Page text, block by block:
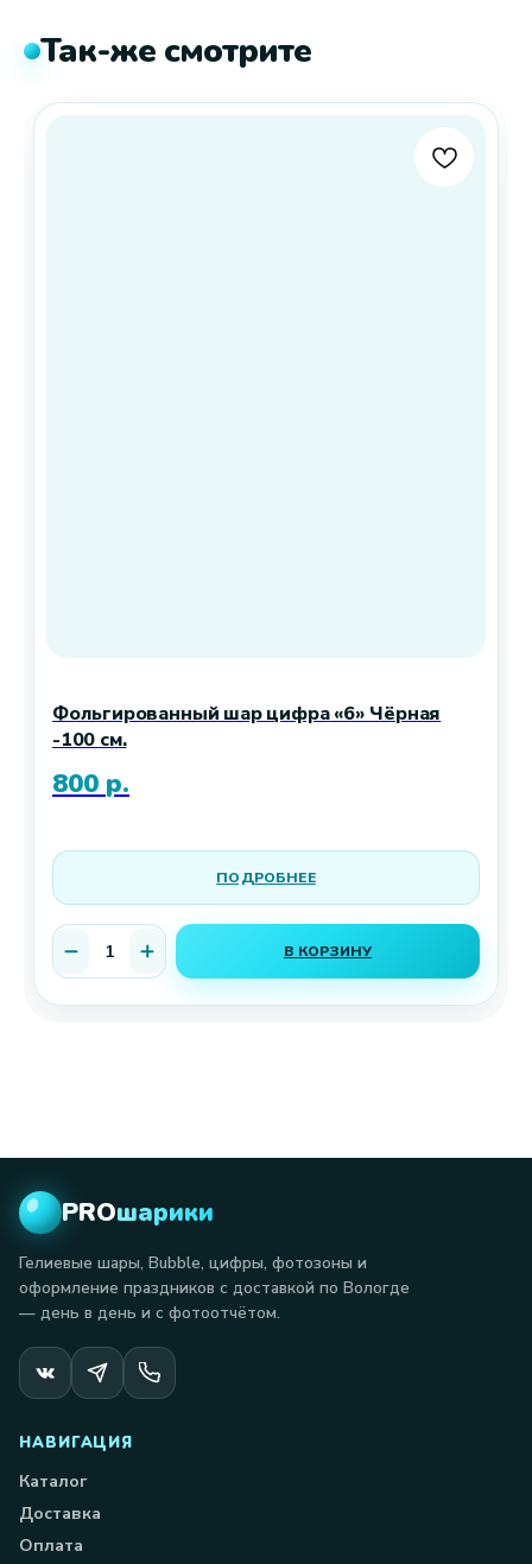
Так-же смотрите
Фольгированный шар цифра «6» Чёрная
-100 см.
800 р.
ПОДРОБНЕЕ
В КОРЗИНУ
PROшарики
Гелиевые шары, Bubble, цифры, фотозоны и
оформление праздников с доставкой по Вологде
— день в день и с фотоотчётом.
НАВИГАЦИЯ
Каталог
Доставка
Оплата